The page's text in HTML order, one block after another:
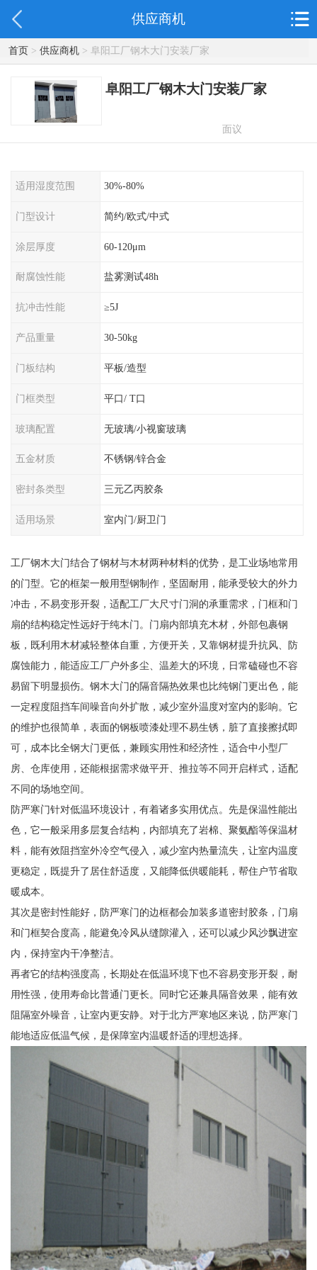
供应商机
首页> 供应商机> 阜阳工厂钢木大门安装厂家
阜阳工厂钢木大门安装厂家
面议
适用湿度范围 30%-80%
门型设计 简约/欧式/中式
涂层厚度 60-120μm
耐腐蚀性能 盐雾测试48h
抗冲击性能 ≥5J
产品重量 30-50kg
门板结构 平板/造型
门框类型 平口/ T口
玻璃配置 无玻璃/小视窗玻璃
五金材质 不锈钢/锌合金
密封条类型 三元乙丙胶条
适用场景 室内门/厨卫门
工厂钢木大门结合了钢材与木材两种材料的优势，是工业场地常用
的门型。它的框架一般用型钢制作，坚固耐用，能承受较大的外力
冲击，不易变形开裂，适配工厂大尺寸门洞的承重需求，门框和门
扇的结构稳定性远好于纯木门。门扇内部填充木材，外部包裹钢
板，既利用木材减轻整体自重，方便开关，又靠钢材提升抗风、防
腐蚀能力，能适应工厂户外多尘、温差大的环境，日常磕碰也不容
易留下明显损伤。钢木大门的隔音隔热效果也比纯钢门更出色，能
一定程度阻挡车间噪音向外扩散，减少室外温度对室内的影响。它
的维护也很简单，表面的钢板喷漆处理不易生锈，脏了直接擦拭即
可，成本比全钢大门更低，兼顾实用性和经济性，适合中小型厂
房、仓库使用，还能根据需求做平开、推拉等不同开启样式，适配
不同的场地空间。
防严寒门针对低温环境设计，有着诸多实用优点。先是保温性能出
色，它一般采用多层复合结构，内部填充了岩棉、聚氨酯等保温材
料，能有效阻挡室外冷空气侵入，减少室内热量流失，让室内温度
更稳定，既提升了居住舒适度，又能降低供暖能耗，帮住户节省取
暖成本。
其次是密封性能好，防严寒门的边框都会加装多道密封胶条，门扇
和门框契合度高，能避免冷风从缝隙灌入，还可以减少风沙飘进室
内，保持室内干净整洁。
再者它的结构强度高，长期处在低温环境下也不容易变形开裂，耐
用性强，使用寿命比普通门更长。同时它还兼具隔音效果，能有效
阻隔室外噪音，让室内更安静。对于北方严寒地区来说，防严寒门
能地适应低温气候，是保障室内温暖舒适的理想选择。